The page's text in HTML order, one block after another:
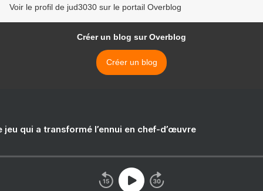
Voir le profil de jud3030 sur le portail Overblog
Créer un blog sur Overblog
Créer un blog
jeu qui a transformé l’ennui en chef-d’œuvre